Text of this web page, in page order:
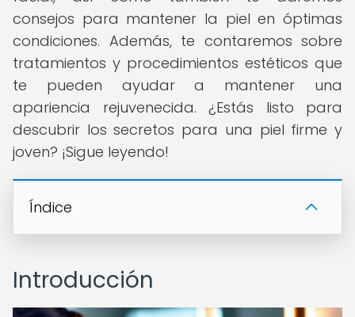
consejos para mantener la piel en óptimas
condiciones. Además, te contaremos sobre
tratamientos y procedimientos estéticos que
te pueden ayudar a mantener una
apariencia rejuvenecida. ¿Estás listo para
descubrir los secretos para una piel firme y
joven? ¡Sigue leyendo!
Índice
Introducción